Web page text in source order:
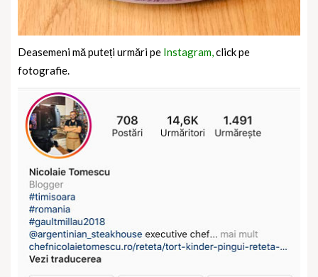
Deasemeni mă puteți urmări pe Instagram,click pe
fotografie.